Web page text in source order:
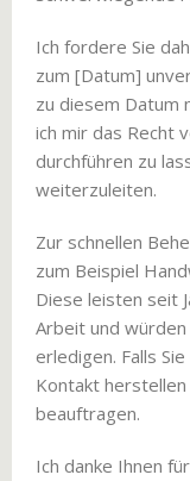
Ich fordere Sie
zum [Datum]
zu diesem Datum
ich mir das Recht
durchführen zu
weiterzuleiten.
Zur schnellen
zum Beispiel
Diese leisten seit
Arbeit und
erledigen. Falls
Kontakt herstellen
beauftragen.
Ich danke Ihnen